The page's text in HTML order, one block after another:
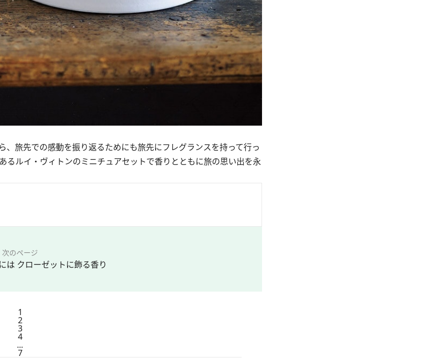
、旅先での感動を振り返るためにも旅先にフレグランスを持って行っ
ルイ・ヴィトンのミニチュアセットで香りとともに旅の思い出を永
次のページ
は クローゼットに飾る香り
1
2
3
4
...
7